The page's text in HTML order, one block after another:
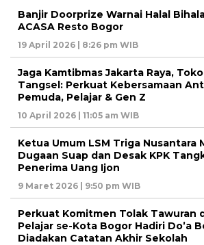
Banjir Doorprize Warnai Halal
ACASA Resto Bogor
19 April 2026 | 8:26 pm WIB
Jaga Kamtibmas Jakarta Raya,
Tangsel: Perkuat Kebersamaan
Pemuda, Pelajar & Gen Z
10 April 2026 | 11:05 am WIB
Ketua Umum LSM Triga Nusantara
Dugaan Suap dan Desak KPK
Penerima Uang Ijon
9 Maret 2026 | 9:50 pm WIB
Perkuat Komitmen Tolak Tawuran
Pelajar se-Kota Bogor Hadiri Do’a
Diadakan Catatan Akhir Sekolah